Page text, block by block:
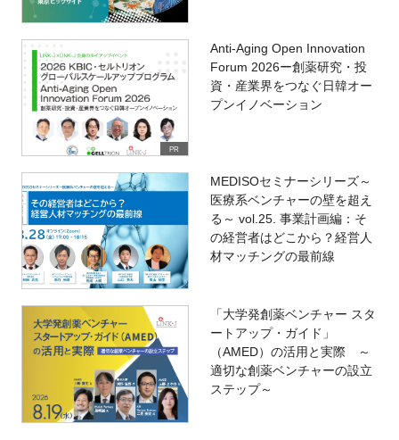
PR
Anti-Aging Open Innovation
Forum 2026ー創薬研究・投
資・産業界をつなぐ日韓オー
プンイノベーション
MEDISOセミナーシリーズ～
医療系ベンチャーの壁を超え
る～ vol.25. 事業計画編：そ
の経営者はどこから？経営人
材マッチングの最前線
「大学発創薬ベンチャー スタ
ートアップ・ガイド」
（AMED）の活用と実際 ～
適切な創薬ベンチャーの設立
ステップ～